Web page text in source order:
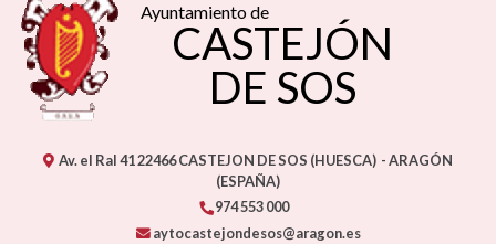
Ayuntamiento de
CASTEJÓN
DE SOS
Av. el Ral 4122466CASTEJON DE SOS (HUESCA) - ARAGÓN
(ESPAÑA)
974 553 000
aytocastejondesos@aragon.es